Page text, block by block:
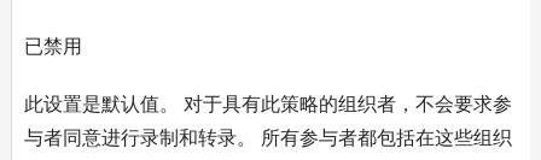
已禁用
此设置是默认值。 对于具有此策略的组织者，不会要求参
与者同意进行录制和转录。 所有参与者都包括在这些组织